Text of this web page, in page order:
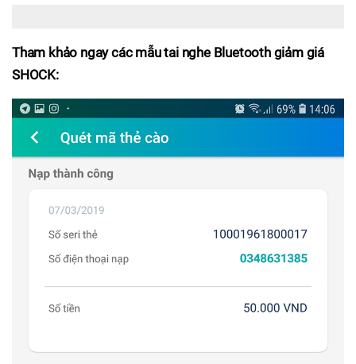
Tham khảo ngay các mẫu tai nghe Bluetooth giảm giá
SHOCK: